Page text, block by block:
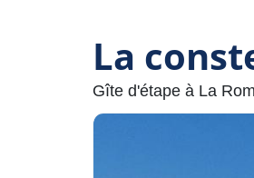
La
Gîte d'étape à La